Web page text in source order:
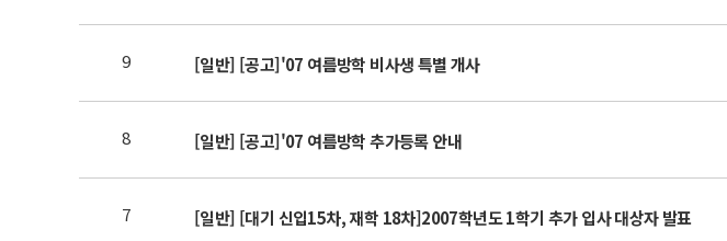
9 [일반] [공고]'07 여름방학 비사생 특별 개사
8 [일반] [공고]'07 여름방학 추가등록 안내
7 [일반] [대기 신입15차, 재학 18차]2007학년도 1학기 추가 입사 대상자 발표